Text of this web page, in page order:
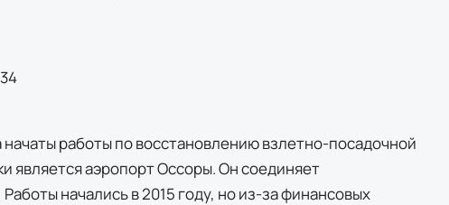
начаты работы по восстановлению взлетно-посадочной
является аэропорт Оссоры. Он соединяет
начались в 2015 году, но из-за финансовых